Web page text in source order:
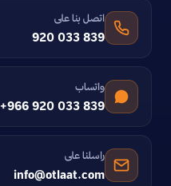
اتصل بنا على
920 033 839
واتساب
+966 920 033 839
راسلنا على
info@otlaat.com